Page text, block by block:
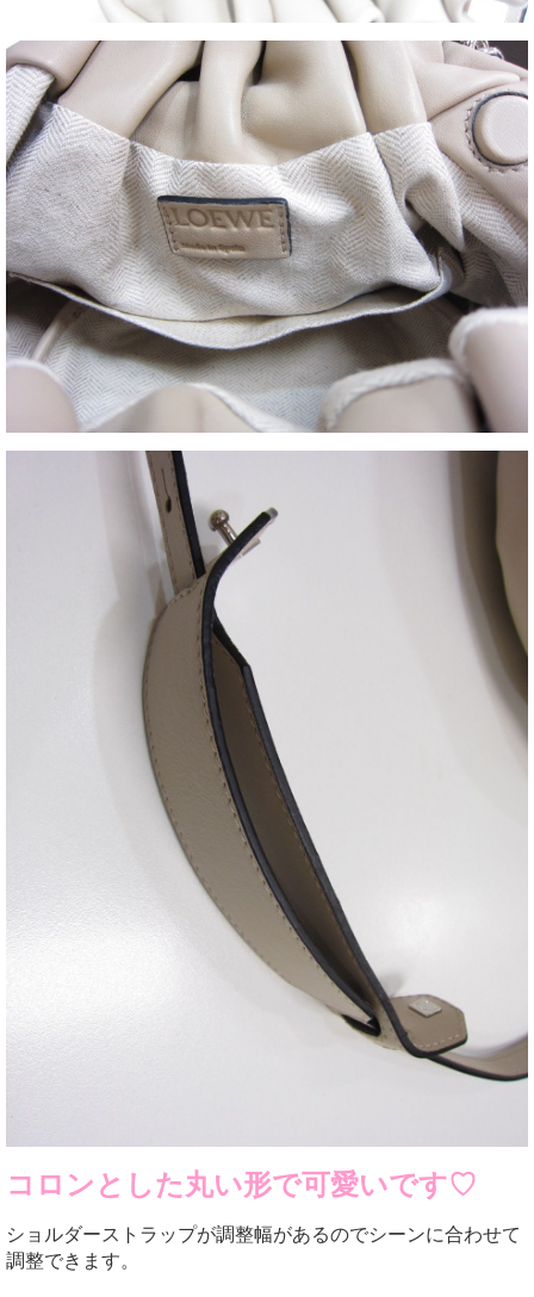
コロンとした丸い形で可愛いです♡
ショルダーストラップが調整幅があるのでシーンに合わせて
調整できます。